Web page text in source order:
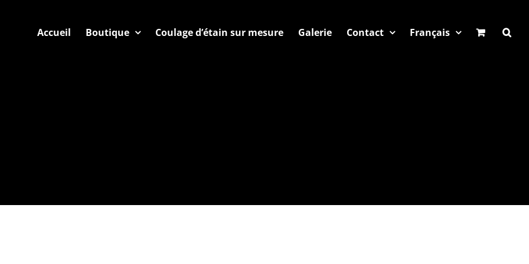
Accueil Boutique Coulage d’étain sur mesure Galerie Contact Français